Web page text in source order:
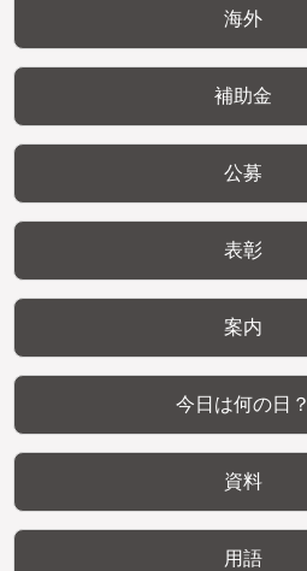
海外
補助金
公募
表彰
案内
今日は何の日？
資料
用語